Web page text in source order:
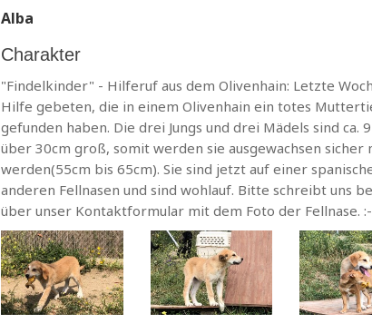
Alba
Charakter
"Findelkinder" - Hilferuf aus dem Olivenhain: Letzte
Hilfe gebeten, die in einem Olivenhain ein totes
gefunden haben. Die drei Jungs und drei Mädels sind ca.
über 30cm groß, somit werden sie ausgewachsen
werden(55cm bis 65cm). Sie sind jetzt auf einer
anderen Fellnasen und sind wohlauf. Bitte schreibt uns
über unser Kontaktformular mit dem Foto der Fellnase.